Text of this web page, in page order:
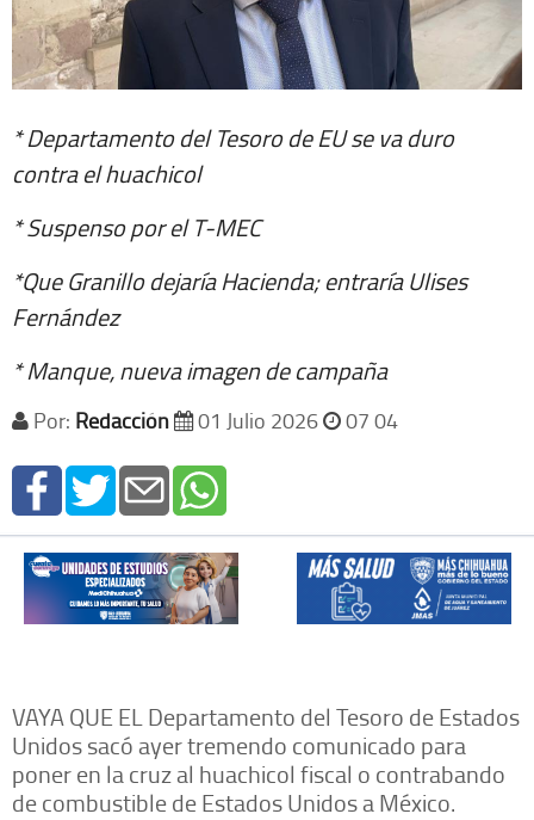
* Departamento del Tesoro de EU se va duro
contra el huachicol
* Suspenso por el T-MEC
*Que Granillo dejaría Hacienda; entraría Ulises
Fernández
* Manque, nueva imagen de campaña
Por: Redacción 01 Julio 2026 07 04
VAYA QUE EL Departamento del Tesoro de Estados
Unidos sacó ayer tremendo comunicado para
poner en la cruz al huachicol fiscal o contrabando
de combustible de Estados Unidos a México.